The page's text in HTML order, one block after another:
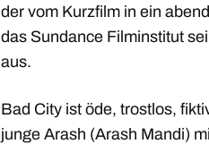
der vom Kurzfilm in ein
das Sundance Filminstitut
aus.
Bad City ist öde, trostlos,
junge Arash (Arash Mandi)